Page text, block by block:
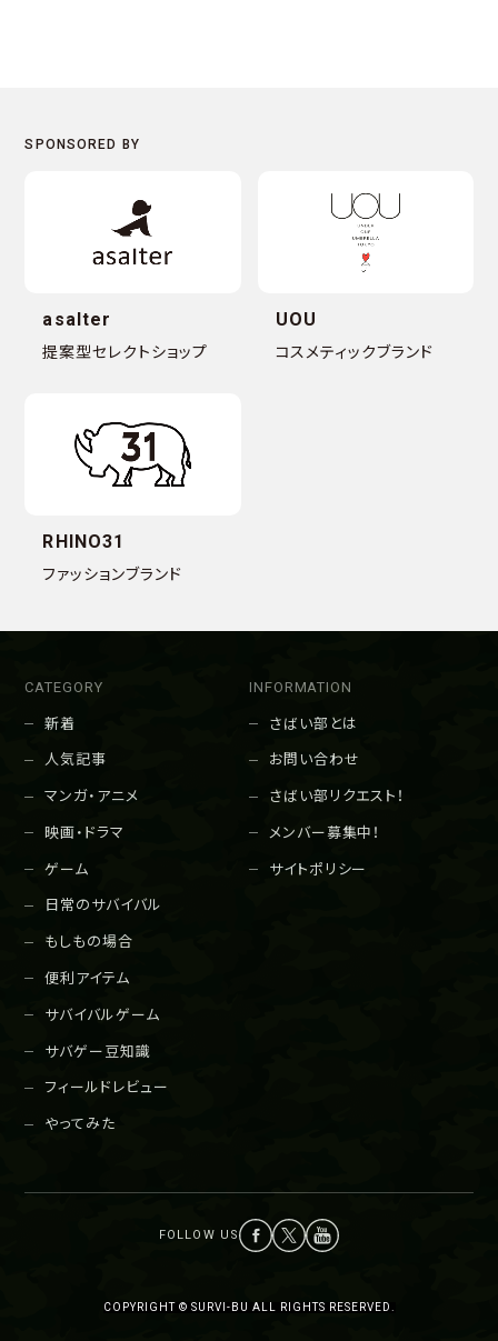
asalter
提案型セレクトショップ
UOU
コスメティックブランド
RHINO31
ファッションブランド
CATEGORY
新着
人気記事
マンガ・アニメ
映画・ドラマ
ゲーム
日常のサバイバル
もしもの場合
便利アイテム
サバイバルゲーム
サバゲー豆知識
フィールドレビュー
やってみた
INFORMATION
さばい部とは
お問い合わせ
さばい部リクエスト！
メンバー募集中！
サイトポリシー
COPYRIGHT © SURVI-BU ALL RIGHTS RESERVED.